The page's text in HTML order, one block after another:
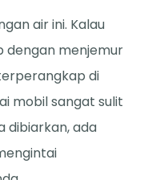
air ini. Kalau
dengan menjemur
di
mobil sangat sulit
dibiarkan, ada